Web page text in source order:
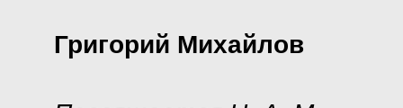
Григорий Михайлов